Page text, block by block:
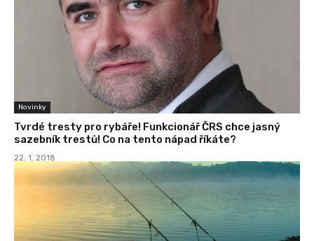
Novinky
Tvrdé tresty pro rybáře! Funkcionář ČRS chce jasný
sazebník trestů! Co na tento nápad říkáte?
22. 1. 2018